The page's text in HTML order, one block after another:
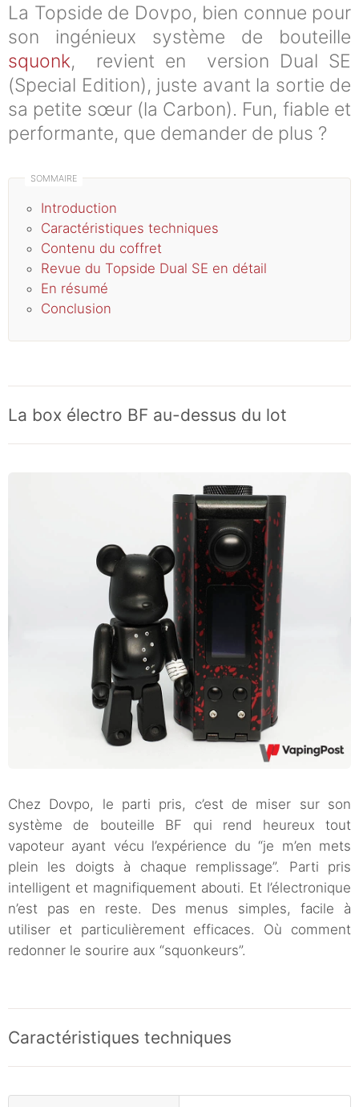
La Topside de Dovpo, bien connue pour
son ingénieux système de bouteille
squonk, revient en version Dual SE
(Special Edition), juste avant la sortie de
sa petite sœur (la Carbon). Fun, fiable et
performante, que demander de plus ?
Introduction
Caractéristiques techniques
Contenu du coffret
Revue du Topside Dual SE en détail
En résumé
Conclusion
La box électro BF au-dessus du lot
Chez Dovpo, le parti pris, c’est de miser sur son
système de bouteille BF qui rend heureux tout
vapoteur ayant vécu l’expérience du “je m’en mets
plein les doigts à chaque remplissage”. Parti pris
intelligent et magnifiquement abouti. Et l’électronique
n’est pas en reste. Des menus simples, facile à
utiliser et particulièrement efficaces. Où comment
redonner le sourire aux “squonkeurs”.
Caractéristiques techniques